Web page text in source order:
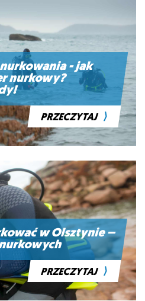
- jak
nurkowy?
PRZECZYTAJ ⟩
w Olsztynie –
PRZECZYTAJ ⟩